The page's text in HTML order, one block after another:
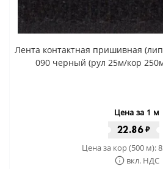
Лента контактная пришивная
090 черный (рул 25м/кор
Цена за 1 м
22.86₽
Цена за кор (500 м):
вкл. НДС